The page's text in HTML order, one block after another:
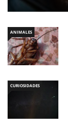
ANIMALES
CURIOSIDADES